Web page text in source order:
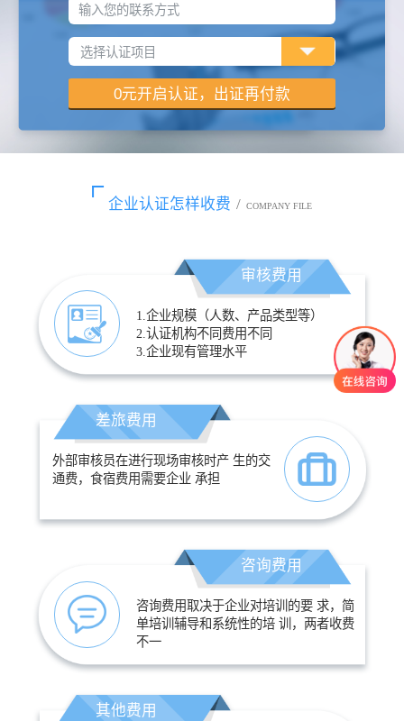
输入您的联系方式
企业认证怎样收费 / COMPANY FILE
审核费用
1.企业规模（人数、产品类型等）
2.认证机构不同费用不同
3.企业现有管理水平
差旅费用
外部审核员在进行现场审核时产 生的交
通费，食宿费用需要企业 承担
咨询费用
咨询费用取决于企业对培训的要 求，简
单培训辅导和系统性的培 训，两者收费
不一
其他费用